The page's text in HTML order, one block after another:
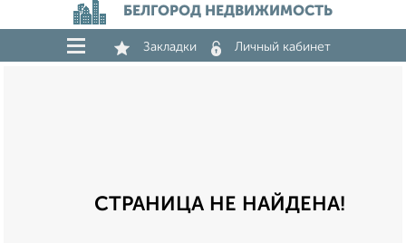
БЕЛГОРОД НЕДВИЖИМОСТЬ
Закладки Личный кабинет
СТРАНИЦА НЕ НАЙДЕНА!